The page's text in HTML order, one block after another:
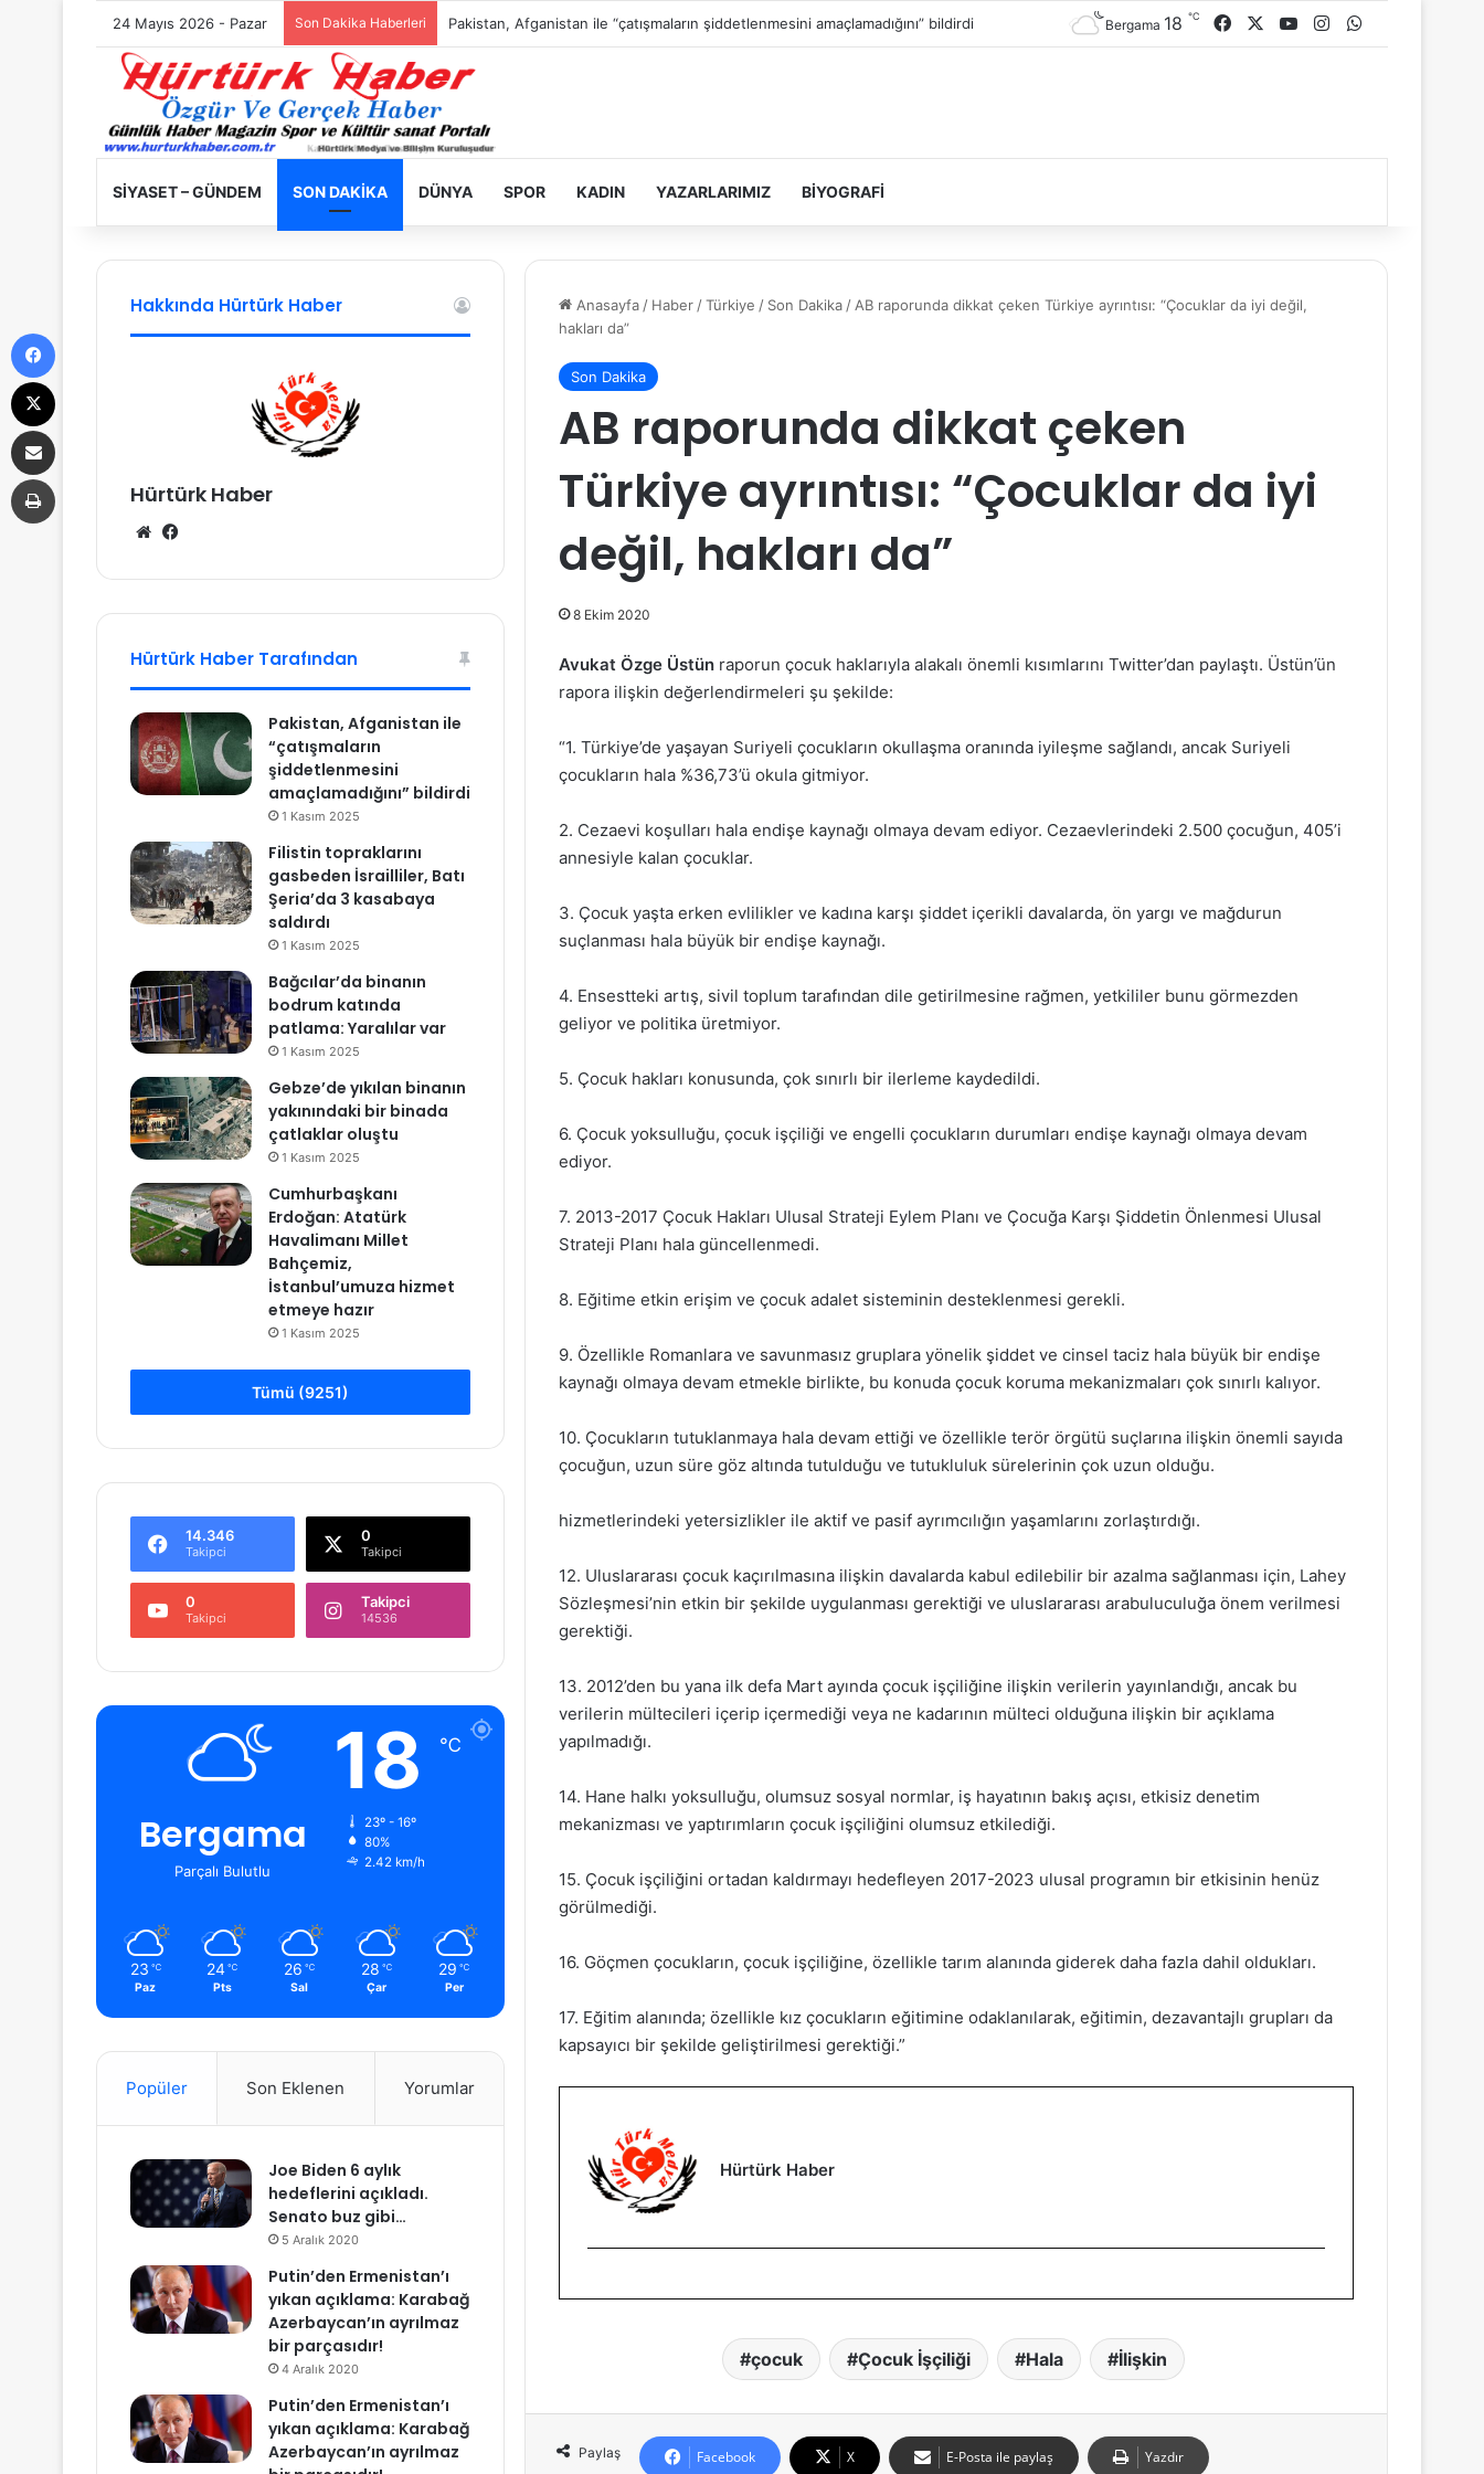
24 Mayıs 2026 - Pazar Son Dakika Haberleri Filistin topraklarını gasbeden İsrailliler, Batı Şeria’da 3 kasabaya saldırdı Bergama 18 ℃ Facebook YouTubeInstagram
SIYASET – GÜNDEM SON DAKIKA DÜNYA SPOR KADIN YAZARLARIMIZ BIYOGRAFI
Anasayfa / Haber /Türkiye / Son Dakika / AB raporunda dikkat çeken Türkiye ayrıntısı: “Çocuklar da iyi değil,
hakları da”
Son Dakika
AB raporunda dikkat çeken
Türkiye ayrıntısı: “Çocuklar da iyi
değil, hakları da”
8 Ekim 2020
Avukat Özge Üstün raporun çocuk haklarıyla alakalı önemli kısımlarını Twitter’dan paylaştı. Üstün’ün
rapora ilişkin değerlendirmeleri şu şekilde:
“1. Türkiye’de yaşayan Suriyeli çocukların okullaşma oranında iyileşme sağlandı, ancak Suriyeli
çocukların hala %36,73’ü okula gitmiyor.
2. Cezaevi koşulları hala endişe kaynağı olmaya devam ediyor. Cezaevlerindeki 2.500 çocuğun, 405’i
annesiyle kalan çocuklar.
3. Çocuk yaşta erken evlilikler ve kadına karşı şiddet içerikli davalarda, ön yargı ve mağdurun
suçlanması hala büyük bir endişe kaynağı.
4. Ensestteki artış, sivil toplum tarafından dile getirilmesine rağmen, yetkililer bunu görmezden
geliyor ve politika üretmiyor.
5. Çocuk hakları konusunda, çok sınırlı bir ilerleme kaydedildi.
6. Çocuk yoksulluğu, çocuk işçiliği ve engelli çocukların durumları endişe kaynağı olmaya devam
ediyor.
7. 2013-2017 Çocuk Hakları Ulusal Strateji Eylem Planı ve Çocuğa Karşı Şiddetin Önlenmesi Ulusal
Strateji Planı hala güncellenmedi.
8. Eğitime etkin erişim ve çocuk adalet sisteminin desteklenmesi gerekli.
9. Özellikle Romanlara ve savunmasız gruplara yönelik şiddet ve cinsel taciz hala büyük bir endişe
kaynağı olmaya devam etmekle birlikte, bu konuda çocuk koruma mekanizmaları çok sınırlı kalıyor.
10. Çocukların tutuklanmaya hala devam ettiği ve özellikle terör örgütü suçlarına ilişkin önemli sayıda
çocuğun, uzun süre göz altında tutulduğu ve tutukluluk sürelerinin çok uzun olduğu.
hizmetlerindeki yetersizlikler ile aktif ve pasif ayrımcılığın yaşamlarını zorlaştırdığı.
12. Uluslararası çocuk kaçırılmasına ilişkin davalarda kabul edilebilir bir azalma sağlanması için, Lahey
Sözleşmesi’nin etkin bir şekilde uygulanması gerektiği ve uluslararası arabuluculuğa önem verilmesi
gerektiği.
13. 2012’den bu yana ilk defa Mart ayında çocuk işçiliğine ilişkin verilerin yayınlandığı, ancak bu
verilerin mültecileri içerip içermediği veya ne kadarının mülteci olduğuna ilişkin bir açıklama
yapılmadığı.
14. Hane halkı yoksulluğu, olumsuz sosyal normlar, iş hayatının bakış açısı, etkisiz denetim
mekanizması ve yaptırımların çocuk işçiliğini olumsuz etkilediği.
15. Çocuk işçiliğini ortadan kaldırmayı hedefleyen 2017-2023 ulusal programın bir etkisinin henüz
görülmediği.
16. Göçmen çocukların, çocuk işçiliğine, özellikle tarım alanında giderek daha fazla dahil oldukları.
17. Eğitim alanında; özellikle kız çocukların eğitimine odaklanılarak, eğitimin, dezavantajlı grupları da
kapsayıcı bir şekilde geliştirilmesi gerektiği.”
Hürtürk Haber
çocuk Çocuk İşçiliği Hala İlişkin
Paylaş Facebook X E-Posta ile paylaş Yazdır
Hakkında Hürtürk Haber
Hürtürk Haber
We
sit
esi
bo
ok
Hürtürk Haber Tarafından
Pakistan, Afganistan ile
“çatışmaların
şiddetlenmesini
amaçlamadığını” bildirdi
1 Kasım 2025
Filistin topraklarını
gasbeden İsrailliler, Batı
Şeria’da 3 kasabaya
saldırdı
1 Kasım 2025
Bağcılar’da binanın
bodrum katında
patlama: Yaralılar var
1 Kasım 2025
Gebze’de yıkılan binanın
yakınındaki bir binada
çatlaklar oluştu
1 Kasım 2025
Cumhurbaşkanı
Erdoğan: Atatürk
Havalimanı Millet
Bahçemiz,
İstanbul’umuza hizmet
etmeye hazır
1 Kasım 2025
Tümü (9251)
14.346
Takipci
0
Takipci
0
Takipci
Takipci
14536
Bergama
Parçalı Bulutlu
18 ℃
23º - 16º
80%
2.42 km/h
23 ℃
Paz
24 ℃
Pts
26 ℃
Sal
28 ℃
Çar
29 ℃
Per
Popüler Son Eklenen Yorumlar
Joe Biden 6 aylık
hedeflerini açıkladı.
Senato buz gibi…
5 Aralık 2020
Putin’den Ermenistan’ı
yıkan açıklama: Karabağ
Azerbaycan’ın ayrılmaz
bir parçasıdır!
4 Aralık 2020
Putin’den Ermenistan’ı
yıkan açıklama: Karabağ
Azerbaycan’ın ayrılmaz